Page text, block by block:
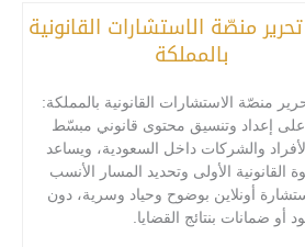
منصّة الاستشارات القانونية
بالمملكة
منصّة الاستشارات القانونية بالمملكة:
إعداد وتنسيق محتوى قانوني مبسّط
والشركات داخل السعودية، ويساعد
القانونية الأولى وتحديد المسار الأنسب
أونلاين بوضوح وحياد وسرية، دون
أو ضمانات بنتائج القضايا.